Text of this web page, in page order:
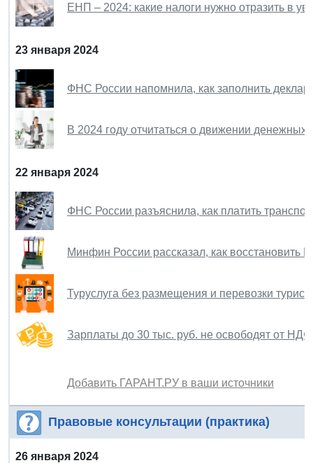
ЕНП – 2024: какие налоги нужно отразить в
23 января 2024
ФНС России напомнила, как заполнить
В 2024 году отчитаться о движении
22 января 2024
ФНС России разъяснила, как платить
Минфин России рассказал, как
Туруслуга без размещения и перевозки
Зарплаты до 30 тыс. руб. не освободят от
Добавить ГАРАНТ.РУ в ваши источники
Правовые консультации (практика)
26 января 2024